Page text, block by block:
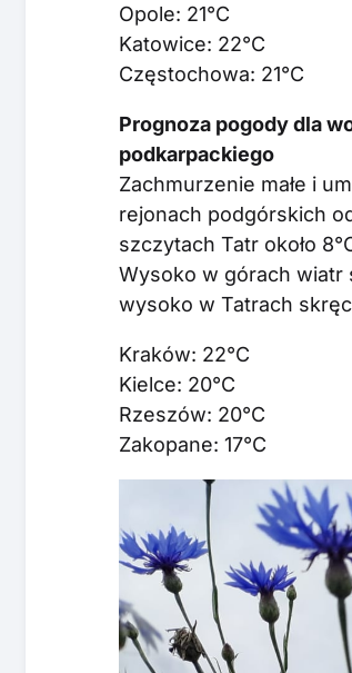
Opole: 21°C
Katowice: 22°C
Częstochowa: 21°C
Prognoza pogody dla
podkarpackiego
Zachmurzenie małe i
rejonach podgórskich
szczytach Tatr około
Wysoko w górach wiatr
wysoko w Tatrach
Kraków: 22°C
Kielce: 20°C
Rzeszów: 20°C
Zakopane: 17°C